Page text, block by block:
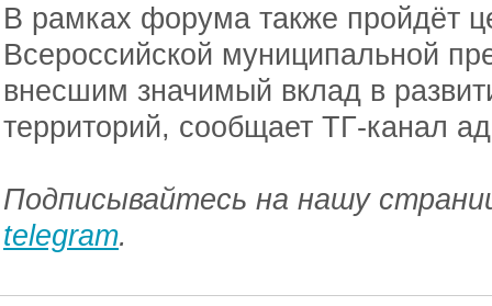
В рамках форума также пройдёт
Всероссийской муниципальной
внесшим значимый вклад в
территорий, сообщает ТГ-канал
Подписывайтесь на нашу
telegram.